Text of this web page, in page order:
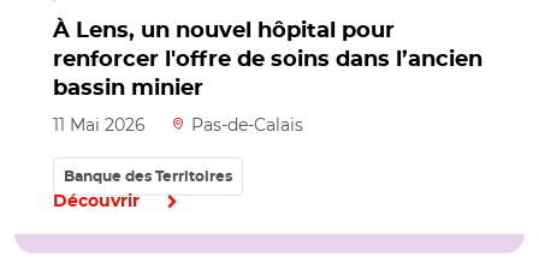
À Lens, un nouvel hôpital pour
renforcer l'offre de soins dans l’ancien
bassin minier
11 Mai 2026
Pas-de-Calais
Banque des Territoires
Découvrir